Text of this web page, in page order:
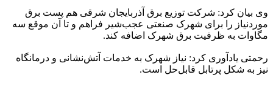
وی بیان کرد: شرکت توزیع برق آذربایجان شرقی هم پست برق
موردنیاز را برای شهرک صنعتی عجب‌شیر فراهم و تا آن موقع سه
مگاوات به ظرفیت برق شهرک اضافه کند.
رحمتی یادآوری کرد: نیاز شهرک به خدمات آتش‌نشانی و درمانگاه
نیز به شکل پرتابل قابل‌حل است.